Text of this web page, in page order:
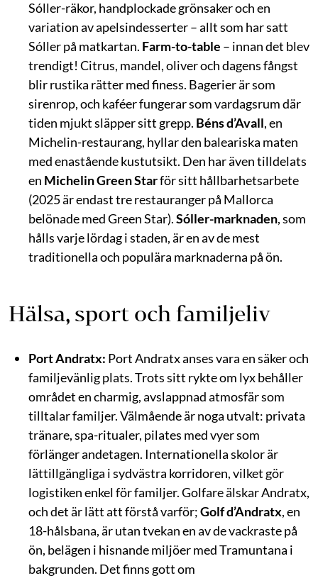
Sóller-räkor, handplockade grönsaker och en
variation av apelsindesserter – allt som har satt
Sóller på matkartan. Farm-to-table – innan det blev
trendigt! Citrus, mandel, oliver och dagens fångst
blir rustika rätter med finess. Bagerier är som
sirenrop, och kaféer fungerar som vardagsrum där
tiden mjukt släpper sitt grepp. Béns d’Avall, en
Michelin-restaurang, hyllar den baleariska maten
med enastående kustutsikt. Den har även tilldelats
en Michelin Green Starför sitt hållbarhetsarbete
(2025 är endast tre restauranger på Mallorca
belönade med Green Star).Sóller-marknaden, som
hålls varje lördag i staden, är en av de mest
traditionella och populära marknaderna på ön.
Hälsa, sport och familjeliv
Port Andratx: Port Andratx anses vara en säker och
familjevänlig plats. Trots sitt rykte om lyx behåller
området en charmig, avslappnad atmosfär som
tilltalar familjer. Välmående är noga utvalt: privata
tränare, spa-ritualer, pilates med vyer som
förlänger andetagen. Internationella skolor är
lättillgängliga i sydvästra korridoren, vilket gör
logistiken enkel för familjer. Golfare älskar Andratx,
och det är lätt att förstå varför;Golf d’Andratx, en
18-hålsbana, är utan tvekan en av de vackraste på
ön, belägen i hisnande miljöer med Tramuntana i
bakgrunden. Det finns gott om